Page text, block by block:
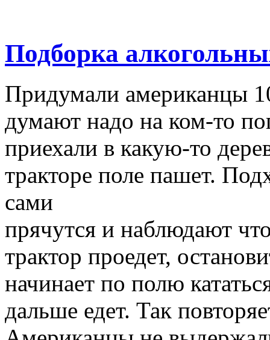
Подборка
Придумали американцы
думают надо на ком-то
приехали в какую-то
тракторе поле пашет.
сами
прячутся и наблюдают
трактор проедет,
начинает по полю
дальше едет. Так